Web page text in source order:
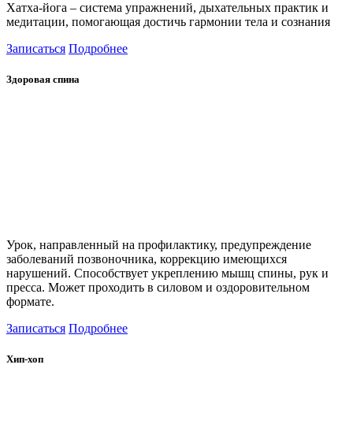
Хатха-йога – система упражнений, дыхательных практик и
медитации, помогающая достичь гармонии тела и сознания
Записаться Подробнее
Здоровая спина
Урок, направленный на профилактику, предупреждение
заболеваний позвоночника, коррекцию имеющихся
нарушений. Способствует укреплению мышц спины, рук и
пресса. Может проходить в силовом и оздоровительном
формате.
Записаться Подробнее
Хип-хоп